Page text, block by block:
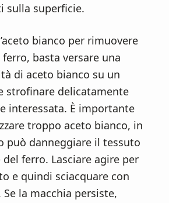
sulla superficie.
bianco per rimuovere
basta versare una
di aceto bianco su un
strofinare delicatamente
interessata. È importante
troppo aceto bianco, in
può danneggiare il tessuto
ferro. Lasciare agire per
e quindi sciacquare con
la macchia persiste,